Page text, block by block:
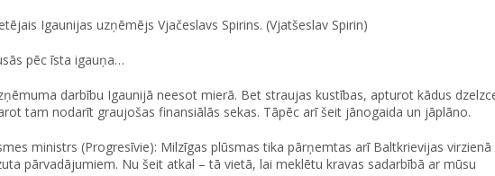
Igaunijas uzņēmējs Vjačeslavs Spirins. (Vjatšeslav Spirin)
pēc īsta igauņa…
darbību Igaunijā neesot mierā. Bet straujas kustības, apturot kādus
tam nodarīt graujošas finansiālās sekas. Tāpēc arī šeit jānogaida un jāplāno.
ministrs (Progresīvie): Milzīgas plūsmas tika pārņemtas arī Baltkrievijas
pārvadājumiem. Nu šeit atkal – tā vietā, lai meklētu kravas sadarbībā ar mūsu